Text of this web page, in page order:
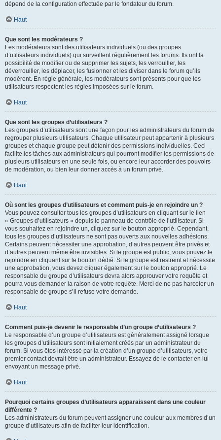
dépend de la configuration effectuée par le fondateur du forum.
Haut
Que sont les modérateurs ?
Les modérateurs sont des utilisateurs individuels (ou des groupes
d’utilisateurs individuels) qui surveillent régulièrement les forums. Ils ont la
possibilité de modifier ou de supprimer les sujets, les verrouiller, les
déverrouiller, les déplacer, les fusionner et les diviser dans le forum qu’ils
modèrent. En règle générale, les modérateurs sont présents pour que les
utilisateurs respectent les règles imposées sur le forum.
Haut
Que sont les groupes d’utilisateurs ?
Les groupes d’utilisateurs sont une façon pour les administrateurs du forum de
regrouper plusieurs utilisateurs. Chaque utilisateur peut appartenir à plusieurs
groupes et chaque groupe peut détenir des permissions individuelles. Ceci
facilite les tâches aux administrateurs qui pourront modifier les permissions de
plusieurs utilisateurs en une seule fois, ou encore leur accorder des pouvoirs
de modération, ou bien leur donner accès à un forum privé.
Haut
Où sont les groupes d’utilisateurs et comment puis-je en rejoindre un ?
Vous pouvez consulter tous les groupes d’utilisateurs en cliquant sur le lien
« Groupes d’utilisateurs » depuis le panneau de contrôle de l’utilisateur. Si
vous souhaitez en rejoindre un, cliquez sur le bouton approprié. Cependant,
tous les groupes d’utilisateurs ne sont pas ouverts aux nouvelles adhésions.
Certains peuvent nécessiter une approbation, d’autres peuvent être privés et
d’autres peuvent même être invisibles. Si le groupe est public, vous pouvez le
rejoindre en cliquant sur le bouton dédié. Si le groupe est restreint et nécessite
une approbation, vous devez cliquer également sur le bouton approprié. Le
responsable du groupe d’utilisateurs devra alors approuver votre requête et
pourra vous demander la raison de votre requête. Merci de ne pas harceler un
responsable de groupe s’il refuse votre demande.
Haut
Comment puis-je devenir le responsable d’un groupe d’utilisateurs ?
Le responsable d’un groupe d’utilisateurs est généralement assigné lorsque
les groupes d’utilisateurs sont initialement créés par un administrateur du
forum. Si vous êtes intéressé par la création d’un groupe d’utilisateurs, votre
premier contact devrait être un administrateur. Essayez de le contacter en lui
envoyant un message privé.
Haut
Pourquoi certains groupes d’utilisateurs apparaissent dans une couleur
différente ?
Les administrateurs du forum peuvent assigner une couleur aux membres d’un
groupe d’utilisateurs afin de faciliter leur identification.